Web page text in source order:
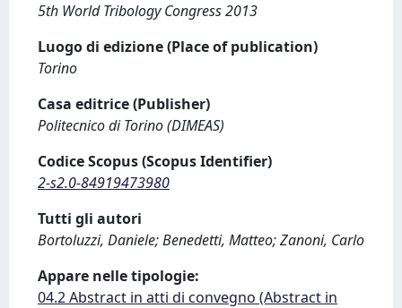
5th World Tribology Congress 2013
Luogo di edizione (Place of publication)
Torino
Casa editrice (Publisher)
Politecnico di Torino (DIMEAS)
Codice Scopus (Scopus Identifier)
2-s2.0-84919473980
Tutti gli autori
Bortoluzzi, Daniele; Benedetti, Matteo; Zanoni, Carlo
Appare nelle tipologie:
04.2 Abstract in atti di convegno (Abstract in